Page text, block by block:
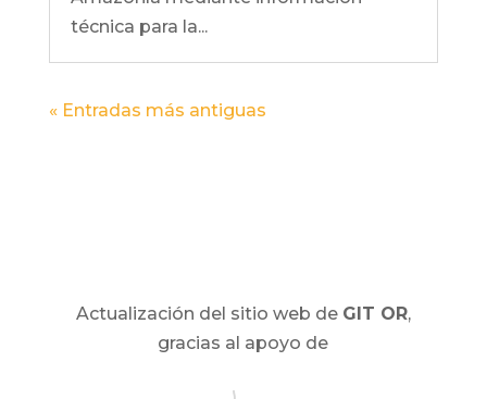
técnica para la...
« Entradas más antiguas
Actualización del sitio web de GIT OR,
gracias al apoyo de